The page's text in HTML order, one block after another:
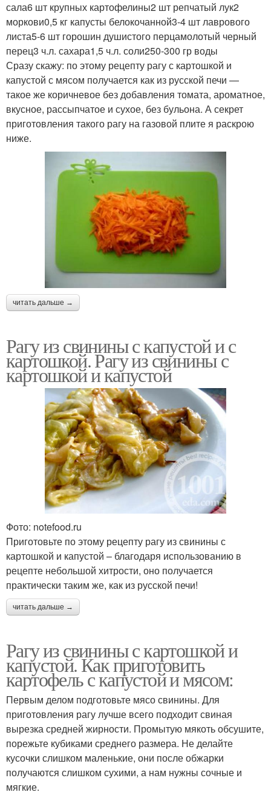
сала6 шт крупных картофелины2 шт репчатый лук2
моркови0,5 кг капусты белокочанной3-4 шт лаврового
листа5-6 шт горошин душистого перцамолотый черный
перец3 ч.л. сахара1,5 ч.л. соли250-300 гр воды
Сразу скажу: по этому рецепту рагу с картошкой и
капустой с мясом получается как из русской печи —
такое же коричневое без добавления томата, ароматное,
вкусное, рассыпчатое и сухое, без бульона. А секрет
приготовления такого рагу на газовой плите я раскрою
ниже.
читать дальше →
Рагу из свинины с капустой и с
картошкой. Рагу из свинины с
картошкой и капустой
Фото: notefood.ru
Приготовьте по этому рецепту рагу из свинины с
картошкой и капустой – благодаря использованию в
рецепте небольшой хитрости, оно получается
практически таким же, как из русской печи!
читать дальше →
Рагу из свинины с картошкой и
капустой. Как приготовить
картофель с капустой и мясом:
Первым делом подготовьте мясо свинины. Для
приготовления рагу лучше всего подходит свиная
вырезка средней жирности. Промытую мякоть обсушите,
порежьте кубиками среднего размера. Не делайте
кусочки слишком маленькие, они после обжарки
получаются слишком сухими, а нам нужны сочные и
мягкие.